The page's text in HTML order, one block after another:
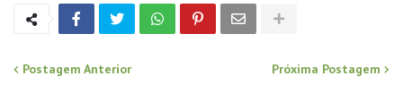
Postagem Anterior Próxima Postagem